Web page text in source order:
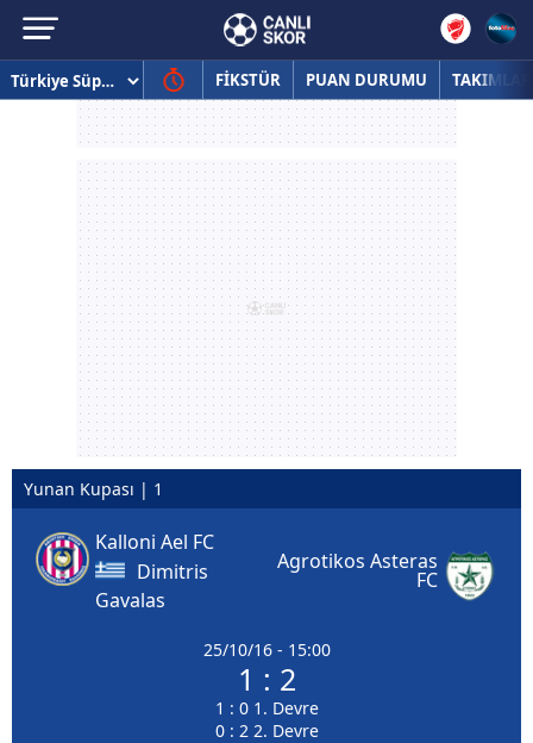
FİKSTÜR PUAN DURUMU TAKIMLAR
Yunan Kupası | 1
Kalloni Ael FC
Dimitris
Gavalas
25/10/16 - 15:00
1 : 2
1 : 0 1. Devre
0 : 2 2. Devre
Agrotikos Asteras
FC